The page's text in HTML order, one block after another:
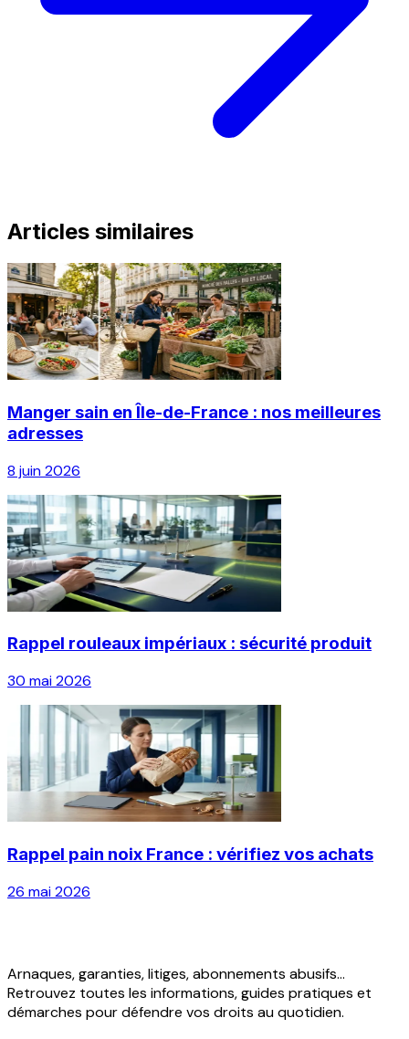
Articles similaires
Manger sain en Île-de-France : nos meilleures
adresses
8 juin 2026
Rappel rouleaux impériaux : sécurité produit
30 mai 2026
Rappel pain noix France : vérifiez vos achats
26 mai 2026
Arnaques, garanties, litiges, abonnements abusifs...
Retrouvez toutes les informations, guides pratiques et
démarches pour défendre vos droits au quotidien.